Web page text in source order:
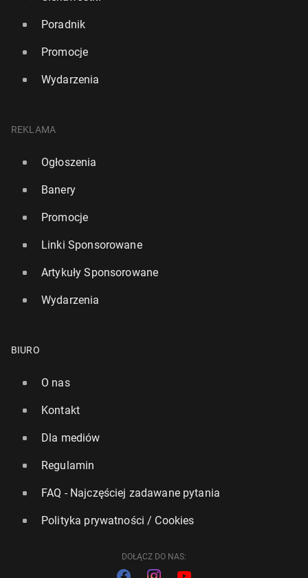
Poradnik
Promocje
Wydarzenia
REKLAMA
Ogłoszenia
Banery
Promocje
Linki Sponsorowane
Artykuły Sponsorowane
Wydarzenia
BIURO
O nas
Kontakt
Dla mediów
Regulamin
FAQ - Najczęściej zadawane pytania
Polityka prywatności / Cookies
DOŁĄCZ DO NAS: